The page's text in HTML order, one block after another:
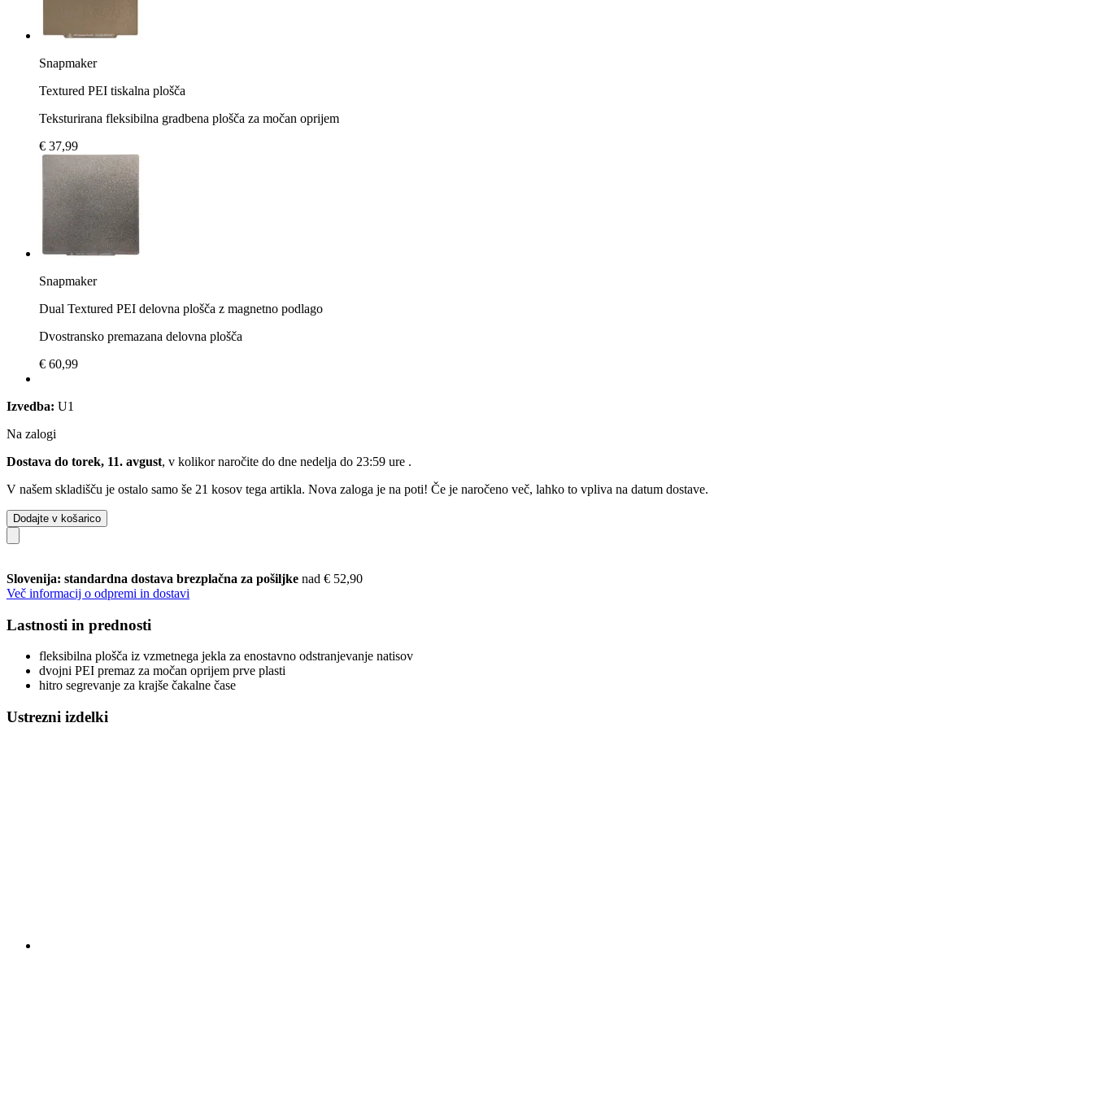
Snapmaker
Textured PEI tiskalna plošča
Teksturirana fleksibilna gradbena plošča za močan oprijem
€ 37,99
Snapmaker
Dual Textured PEI delovna plošča z magnetno podlago
Dvostransko premazana delovna plošča
€ 60,99
Izvedba: U1
Na zalogi
Dostava do torek, 11. avgust, v kolikor naročite do dne nedelja do 23:59 ure .
V našem skladišču je ostalo samo še 21 kosov tega artikla. Nova zaloga je na poti! Če je naročeno več, lahko to vpliva na datum dostave.
Dodajte v košarico
Slovenija: standardna dostava brezplačna za pošiljke nad € 52,90
Več informacij o odpremi in dostavi
Lastnosti in prednosti
fleksibilna plošča iz vzmetnega jekla za enostavno odstranjevanje natisov
dvojni PEI premaz za močan oprijem prve plasti
hitro segrevanje za krajše čakalne čase
Ustrezni izdelki